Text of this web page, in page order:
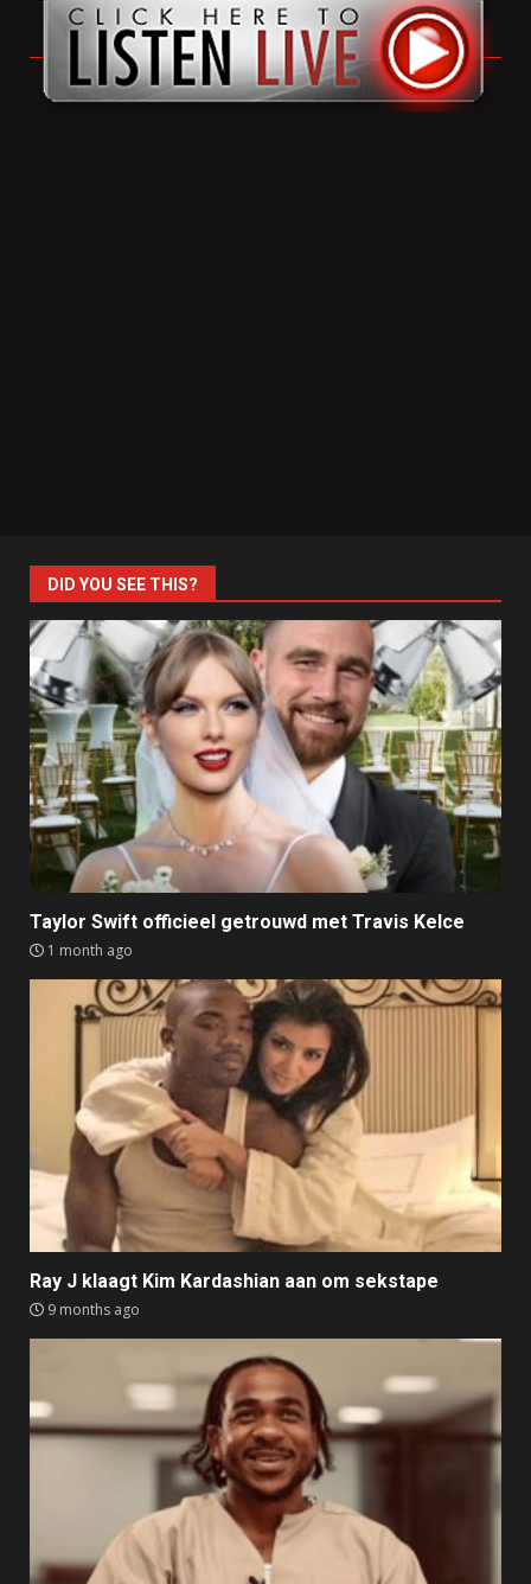
DID YOU SEE THIS?
Taylor Swift officieel getrouwd met Travis Kelce
1 month ago
Ray J klaagt Kim Kardashian aan om sekstape
9 months ago